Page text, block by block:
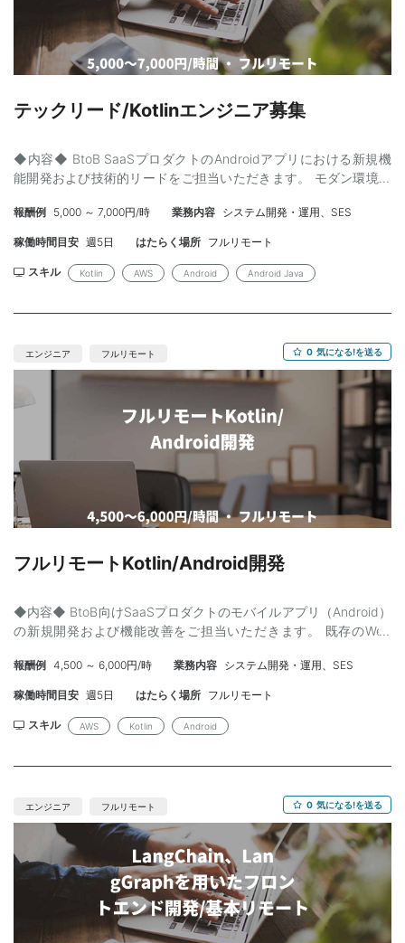
テックリード/Kotlinエンジニア募集
◆内容◆ BtoB SaaSプロダクトのAndroidアプリにおける新規機
能開発および技術的リードをご担当いただきます。 モダン環境で
よるUI開発 ・アーキテクチャ設計（Clean Architecture） ・技術
選定／コードレビュー ・パフォーマンス改善、技術的負債の解消
KotlinでのAndroid開発5年以上 ・Jetpack Compose実務経験 ・
る経験 【尚可】 ・大規模アプリ開発経験 ・CI/CD構築経験 ・
報酬例 5,000 ～ 7,000円/時 業務内容 システム開発・運用、SES
稼働時間目安 週5日 はたらく場所 フルリモート
スキル Kotlin AWS Android Android Java
エンジニア フルリモート 0 気になる!を送る
フルリモートKotlin/Android開発
◆内容◆ BtoB向けSaaSプロダクトのモバイルアプリ（Android）
の新規開発および機能改善をご担当いただきます。 既存のWeb
ィブアプリ開発となります。 主な業務内容： ・Kotlinによる
Androidネイティブアプリ開発 ・API連携（REST/GraphQL）によ
の実装） ・オフライン対応／データ同期設計 ・パフォーマンス改
環境： ・言語：Kotlin ・アーキテクチャ：MVVM / Clean
Coroutines / Flow ・ツール：Android Studio、GitHub、
Firebase（Crashlytics / Analytics） ・バックエンド：
Kotlin（Spring Boot）／Node.js（API） ◆スキル◆ 【必須】 ・
KotlinでのAndroidネイティブアプリ開発経験3年以上 ・MVVM等
のアーキテクチャに基づく設計経験 ・REST APIとの連携実装経験
・Gitを用いたチーム開発経験 【尚可】 ・SaaSプロダクトまたは
業務系アプリの開発経験 ・Clean Architectureの理解／実務経験
・Jetpack Composeの利用経験 ・Firebaseの利用経験 ・オフライ
報酬例 4,500 ～ 6,000円/時 業務内容 システム開発・運用、SES
稼働時間目安 週5日 はたらく場所 フルリモート
スキル AWS Kotlin Android
エンジニア フルリモート 0 気になる!を送る